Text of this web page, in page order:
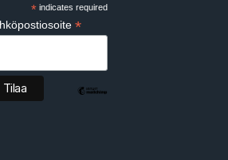
* indicates required
*